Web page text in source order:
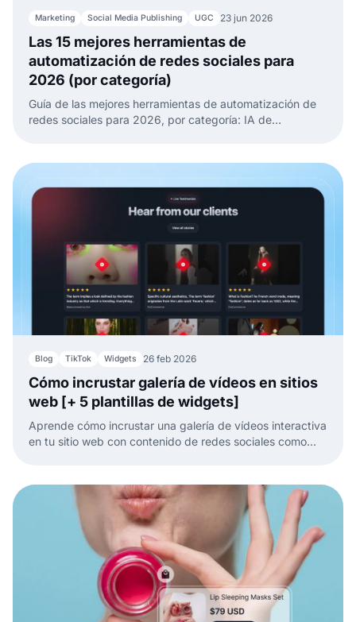
Marketing Social Media Publishing UGC 23 jun 2026
Las 15 mejores herramientas de
automatización de redes sociales para
2026 (por categoría)
Guía de las mejores herramientas de automatización de
redes sociales para 2026, por categoría: IA de
Blog TikTok Widgets 26 feb 2026
Cómo incrustar galería de vídeos en sitios
web [+ 5 plantillas de widgets]
Aprende cómo incrustar una galería de vídeos interactiva
en tu sitio web con contenido de redes sociales como